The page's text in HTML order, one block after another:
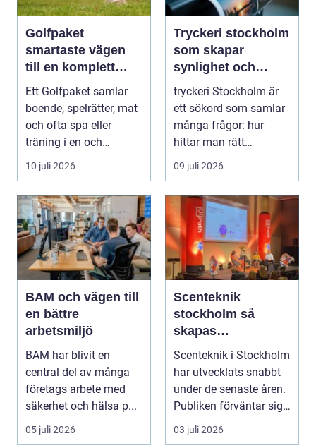
Golfpaket
smartaste vägen
till en komplett
golfupplevelse
Ett Golfpaket samlar
boende, spelrätter, mat
och ofta spa eller
träning i en och
samma bokning. För ...
10 juli 2026
Tryckeri stockholm
som skapar
synlighet och
förtroende
tryckeri Stockholm är
ett sökord som samlar
många frågor: hur
hittar man rätt
leverantör, vad skilje...
09 juli 2026
BAM och vägen till
en bättre
arbetsmiljö
BAM har blivit en
central del av många
företags arbete med
säkerhet och hälsa p...
05 juli 2026
Scenteknik
stockholm så
skapas
minnesvärda
upplevelser på
scen
Scenteknik i Stockholm
har utvecklats snabbt
under de senaste åren.
Publiken förväntar sig i
dag mer...
03 juli 2026